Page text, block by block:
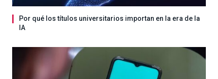
Por qué los títulos universitarios importan en la era de la
IA